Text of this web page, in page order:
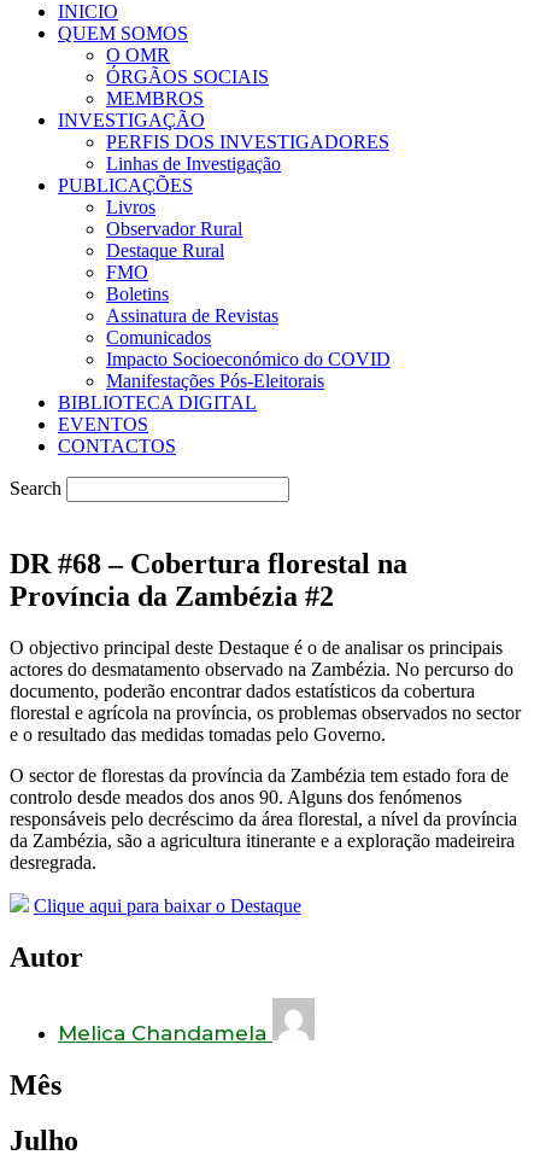
INICIO
QUEM SOMOS
O OMR
ÓRGÃOS SOCIAIS
MEMBROS
INVESTIGAÇÃO
PERFIS DOS INVESTIGADORES
Linhas de Investigação
PUBLICAÇÕES
Livros
Observador Rural
Destaque Rural
FMO
Boletins
Assinatura de Revistas
Comunicados
Impacto Socioeconómico do COVID
Manifestações Pós-Eleitorais
BIBLIOTECA DIGITAL
EVENTOS
CONTACTOS
Search
DR #68 – Cobertura florestal na
Província da Zambézia #2
O objectivo principal deste Destaque é o de analisar os principais
actores do desmatamento observado na Zambézia. No percurso do
documento, poderão encontrar dados estatísticos da cobertura
florestal e agrícola na província, os problemas observados no sector
e o resultado das medidas tomadas pelo Governo.
O sector de florestas da província da Zambézia tem estado fora de
controlo desde meados dos anos 90. Alguns dos fenómenos
responsáveis pelo decréscimo da área florestal, a nível da província
da Zambézia, são a agricultura itinerante e a exploração madeireira
desregrada.
Clique aqui para baixar o Destaque
Autor
Melica Chandamela
Mês
Julho